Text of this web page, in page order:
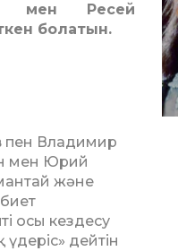
мен Ресей
болатын.
пен Владимир
мен Юрий
және
осы кездесу
дейтін